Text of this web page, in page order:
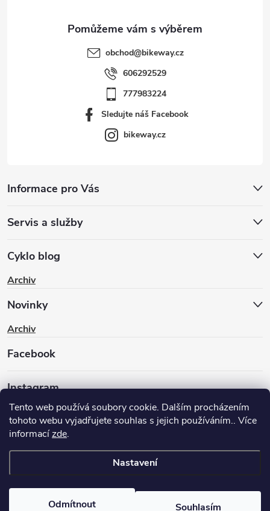
Tento web používá soubory cookie. Dalším procházením
tohoto webu vyjadřujete souhlas s jejich používáním.. Více
informacízde.
Nastavení
Odmítnout Souhlasím
obchod@bikeway.cz
606292529
777983224
Sledujte náš Facebook
bikeway.cz
Informace pro Vás
Servis a služby
Cyklo blog
Archiv
Novinky
Archiv
Facebook
Instagram
nastavení cookies